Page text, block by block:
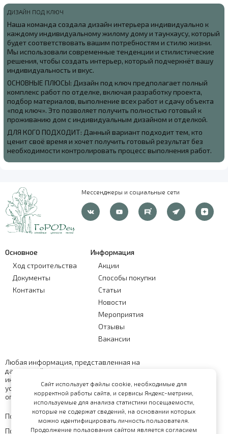
ДИЗАЙН ПОД КЛЮЧ
Наша команда создала дизайн интерьера индивидуально к
каждому индивидуальному жилому дому и таунхаусу, который
будет соответствовать вашим потребностям и стилю жизни.
Мы использовали современные тенденции и стилистические
решения, чтобы создать интерьер, который подчеркнёт вашу
индивидуальность и вкус.
ОСНОВНЫЕ ПЛЮСЫ: Дизайн под ключ предполагает полный
комплекс работ по отделке, включая разработку проекта,
подбор материалов, выполнение всех работ и сдачу объекта
«под ключ». Это позволяет получить полностью готовый к
проживанию дом с индивидуальным дизайном и отделкой.
ДЛЯ КОГО ПОДХОДИТ: Данный вариант подходит тем, кто
ценит своё время и хочет получить готовый результат без
необходимости контролировать процесс выполнения работ.
Мессенджеры и социальные сети
Основное
Ход строительства
Документы
Контакты
Информация
Акции
Способы покупки
Статьи
Новости
Мероприятия
Отзывы
Вакансии
Любая информация, представленная на
данном сайте, носит исключительно
информационный характер и ни при каких
условиях не является публичной офертой,
определяемой положениями статьи 437 ГК РФ
Политика обработки персональных данных
Политика конфиденциальности
Сайт использует файлы cookie, необходимые для
корректной работы сайта, и сервисы Яндекс-метрики,
используемые для анализа статистики посещаемости,
которые не содержат сведений, на основании которых
можно идентифицировать личность пользователя.
Продолжение пользования сайтом является согласием